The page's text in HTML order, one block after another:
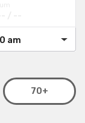
70+